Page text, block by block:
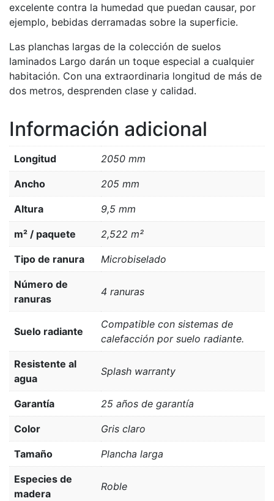
excelente contra la humedad que puedan causar, por
ejemplo, bebidas derramadas sobre la superficie.
Las planchas largas de la colección de suelos
laminados Largo darán un toque especial a cualquier
habitación. Con una extraordinaria longitud de más de
dos metros, desprenden clase y calidad.
Información adicional
Longitud 2050 mm
Ancho 205 mm
Altura 9,5 mm
m² / paquete 2,522 m²
Tipo de ranura Microbiselado
Número de
ranuras
4 ranuras
Suelo radiante
Compatible con sistemas de
calefacción por suelo radiante.
Resistente al
agua
Splash warranty
Garantía 25 años de garantía
Color Gris claro
Tamaño Plancha larga
Especies de
madera
Roble